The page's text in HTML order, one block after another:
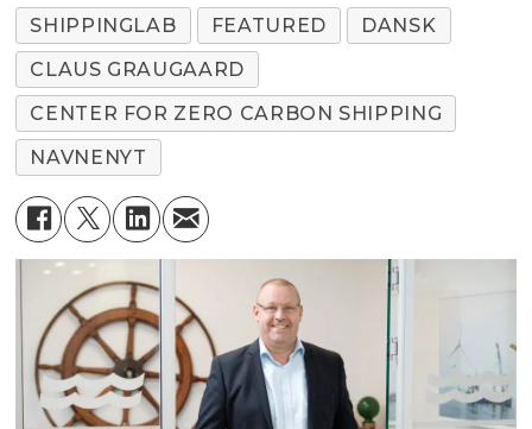
SHIPPINGLAB FEATURED
DANSK
CLAUS GRAUGAARD
CENTER FOR ZERO CARBON SHIPPING
NAVNENYT